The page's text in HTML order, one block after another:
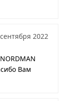
2022
Вам